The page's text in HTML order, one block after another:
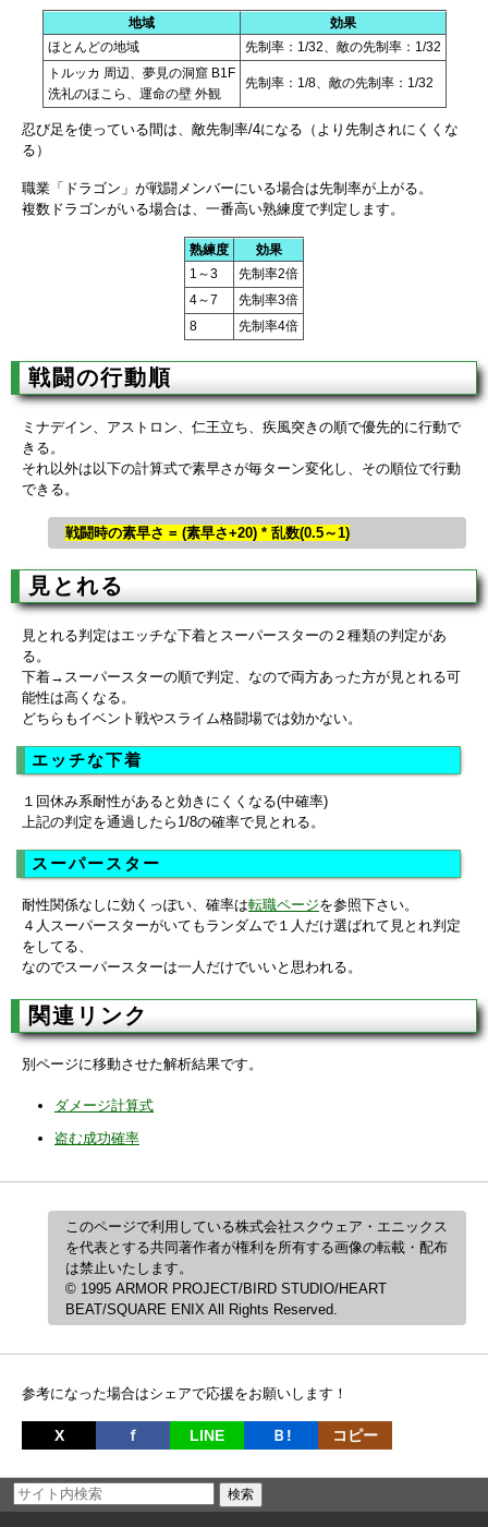
地域
効果
ほとんどの地域
先制率：1/32、敵の先制率：1/32
トルッカ 周辺、夢見の洞窟 B1F
洗礼のほこら、運命の壁 外観
先制率：1/8、敵の先制率：1/32
忍び足を使っている間は、敵先制率/4になる（より先制されにくくな
る）
職業「ドラゴン」が戦闘メンバーにいる場合は先制率が上がる。
複数ドラゴンがいる場合は、一番高い熟練度で判定します。
熟練度
効果
1～3
先制率2倍
4～7
先制率3倍
8
先制率4倍
戦闘の行動順
ミナデイン、アストロン、仁王立ち、疾風突きの順で優先的に行動で
きる。
それ以外は以下の計算式で素早さが毎ターン変化し、その順位で行動
できる。
戦闘時の素早さ = (素早さ+20) * 乱数(0.5～1)
見とれる
見とれる判定はエッチな下着とスーパースターの２種類の判定があ
る。
下着→スーパースターの順で判定、なので両方あった方が見とれる可
能性は高くなる。
どちらもイベント戦やスライム格闘場では効かない。
エッチな下着
１回休み系耐性があると効きにくくなる(中確率)
上記の判定を通過したら1/8の確率で見とれる。
スーパースター
耐性関係なしに効くっぽい、確率は転職ページを参照下さい。
４人スーパースターがいてもランダムで１人だけ選ばれて見とれ判定
をしてる、
なのでスーパースターは一人だけでいいと思われる。
関連リンク
別ページに移動させた解析結果です。
ダメージ計算式
盗む成功確率
このページで利用している株式会社スクウェア・エニックス
を代表とする共同著作者が権利を所有する画像の転載・配布
は禁止いたします。
© 1995 ARMOR PROJECT/BIRD STUDIO/HEART
BEAT/SQUARE ENIX All Rights Reserved.
参考になった場合はシェアで応援をお願いします！
X ｆ LINE Ｂ! コピー